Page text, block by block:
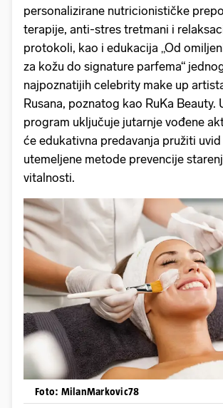
personalizirane nutricionističke
terapije, anti-stres tretmani i
protokoli, kao i edukacija „Od
za kožu do signature parfema“
najpoznatijih celebrity make up
Rusana, poznatog kao RuKa Beauty.
program uključuje jutarnje vođene
će edukativna predavanja pružiti uvid
utemeljene metode prevencije
vitalnosti.
Foto: MilanMarkovic78